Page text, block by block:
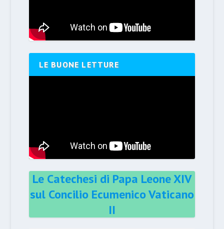
LE BUONE LETTURE
Le Catechesi di Papa Leone XIV
sul Concilio Ecumenico Vaticano
II